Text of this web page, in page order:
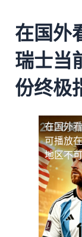
在国外
瑞士当
份终极
在国外
可播放
地区不